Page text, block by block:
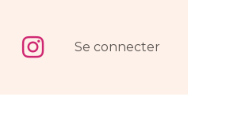
Se connecter